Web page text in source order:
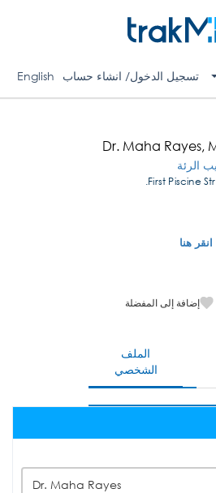
تسجيل الدخول/ انشاء حساب English
Dr. Maha Rayes,
الرئة
انقر هنا
إضافة إلى المفضلة
الملف
الشخصي
Dr. Maha Rayes